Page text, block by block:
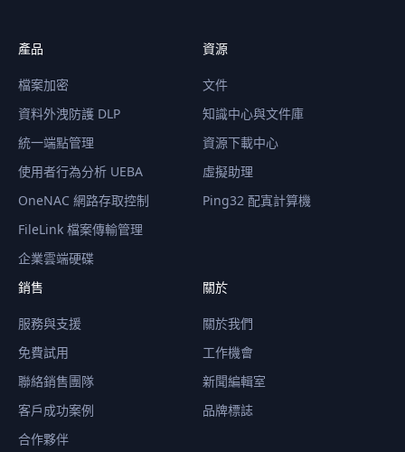
產品
檔案加密
資料外洩防護 DLP
統一端點管理
使用者行為分析 UEBA
OneNAC 網路存取控制
FileLink 檔案傳輸管理
企業雲端硬碟
資源
文件
知識中心與文件庫
資源下載中心
虛擬助理
Ping32 配寘計算機
銷售
服務與支援
免費試用
聯絡銷售團隊
客戶成功案例
合作夥伴
關於
關於我們
工作機會
新聞編輯室
品牌標誌